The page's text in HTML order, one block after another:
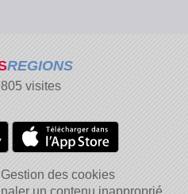
REGIONS
visites
Gestion des cookies
un contenu inapproprié